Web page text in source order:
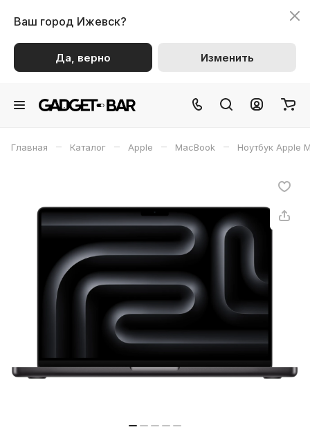
Ваш город Ижевск?
Да, верно Изменить
Главная – Каталог – Apple – MacBook – Ноутбук Apple